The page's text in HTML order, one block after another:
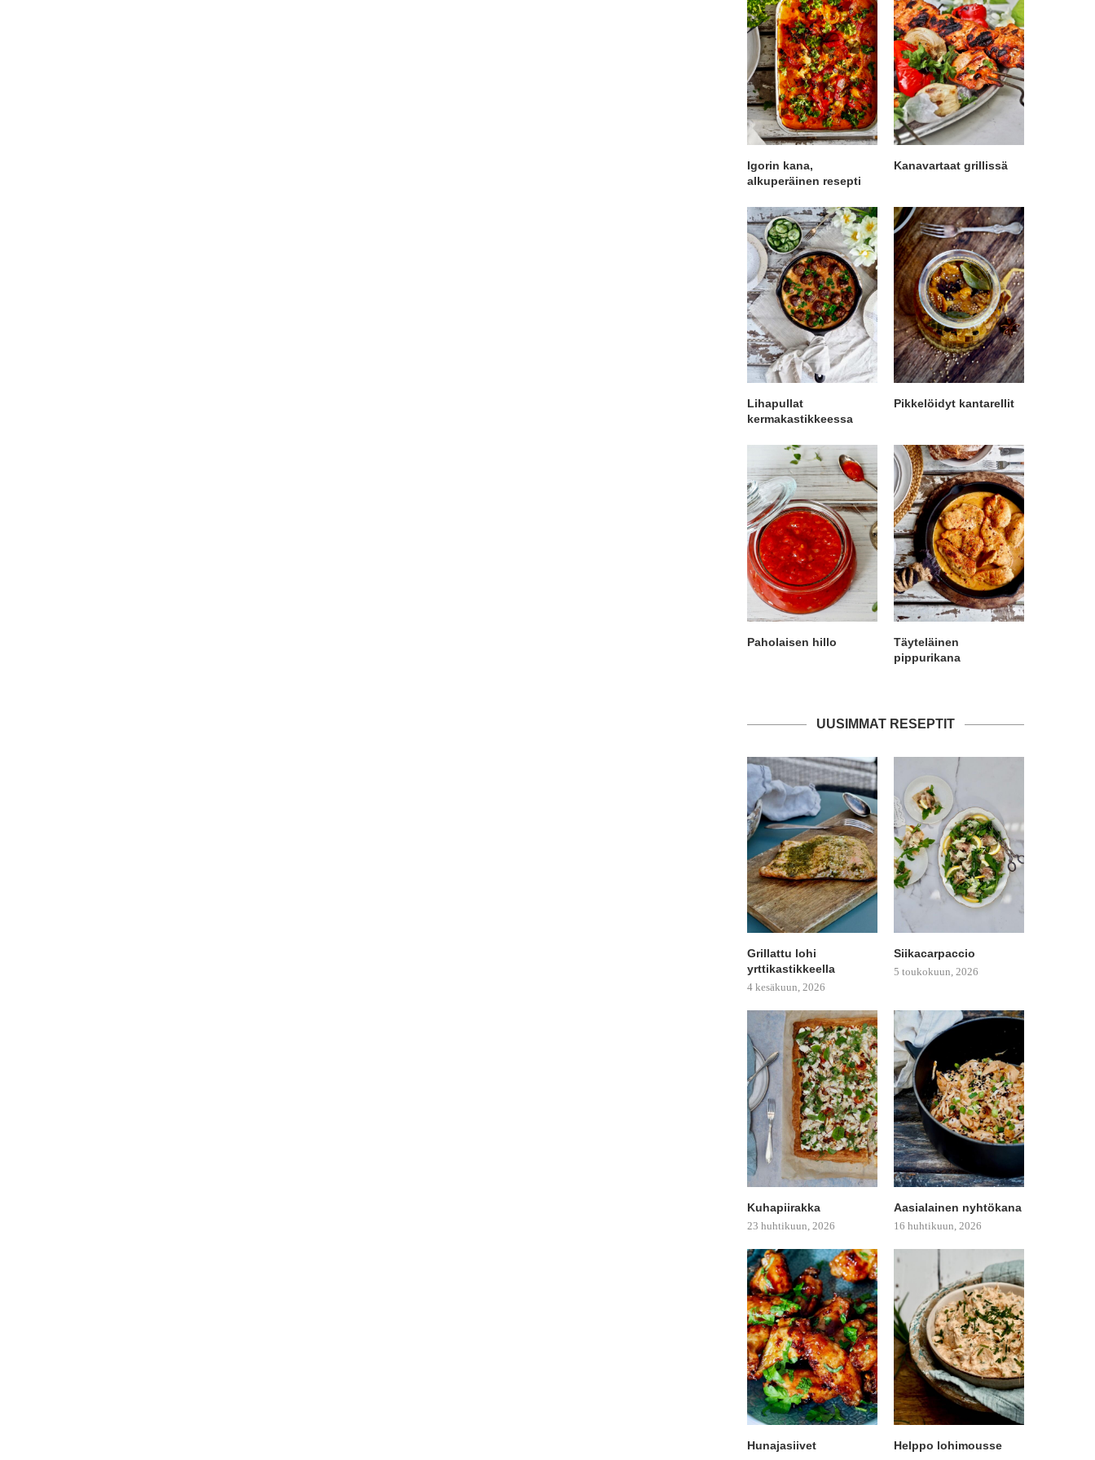
Igorin kana,
alkuperäinen resepti
Kanavartaat grillissä
Lihapullat
kermakastikkeessa
Pikkelöidyt kantarellit
Paholaisen hillo
Täyteläinen
pippurikana
UUSIMMAT RESEPTIT
Grillattu lohi
yrttikastikkeella
4 kesäkuun, 2026
Siikacarpaccio
5 toukokuun, 2026
Kuhapiirakka
23 huhtikuun, 2026
Aasialainen nyhtökana
16 huhtikuun, 2026
Hunajasiivet Helppo lohimousse